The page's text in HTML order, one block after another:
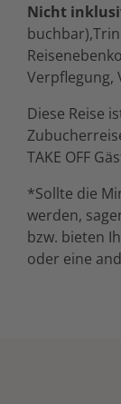
Nicht
buchbar),
Verpflegung,
Diese Reise
TAKE OFF
*Sollte die
werden,
bzw. bieten
oder eine